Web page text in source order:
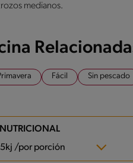
medianos.
Fácil Sin pescado
/por porción